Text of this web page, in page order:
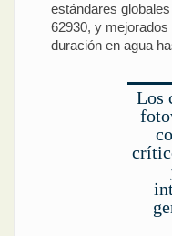
estándares
62930, y
duración en agua
Los